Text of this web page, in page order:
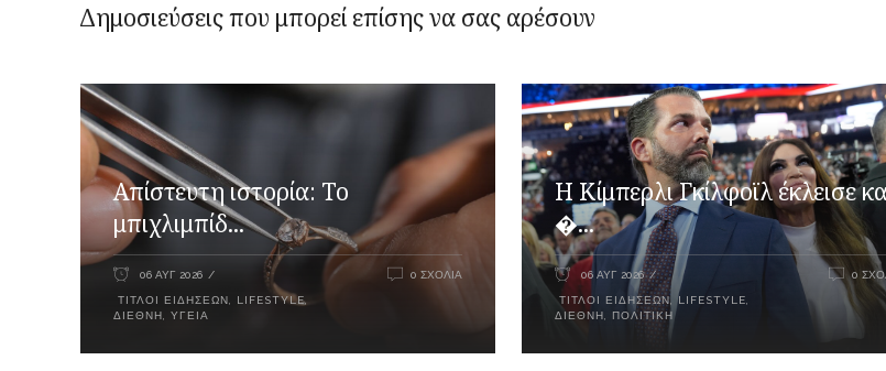
Δημοσιεύσεις που μπορεί επίσης να σας αρέσουν
Απίστευτη ιστορία: Το
μπιχλιμπίδ...
06 ΑΥΓ 2026
ΤΊΤΛΟΙ ΕΙΔΉΣΕΩΝ LIFESTYLE,
ΔΙΕΘΝΉ
ΥΓΕΊΑ
0 ΣΧΌΛΙΑ
Η Κίμπερλι Γκίλφοϊλ έκλεισε
�...
06 ΑΥΓ 2026
ΤΊΤΛΟΙ ΕΙΔΉΣΕΩΝ ,LIFESTYLE
ΔΙΕΘΝΉ
ΠΟΛΙΤΙΚΉ
0